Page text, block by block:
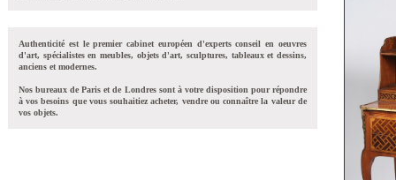
Authenticité est le premier cabinet européen d'experts conseil en oeuvres
d'art, spécialistes en meubles, objets d'art, sculptures, tableaux et dessins,
anciens et modernes.
Nos bureaux de Paris et de Londres sont à votre disposition pour répondre
à vos besoins que vous souhaitiez acheter, vendre ou connaître la valeur de
vos objets.